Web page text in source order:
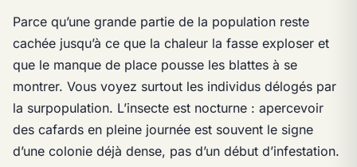
Parce qu’une grande partie de la population reste
cachée jusqu’à ce que la chaleur la fasse exploser et
que le manque de place pousse les blattes à se
montrer. Vous voyez surtout les individus délogés par
la surpopulation. L’insecte est nocturne : apercevoir
des cafards en pleine journée est souvent le signe
d’une colonie déjà dense, pas d’un début d’infestation.